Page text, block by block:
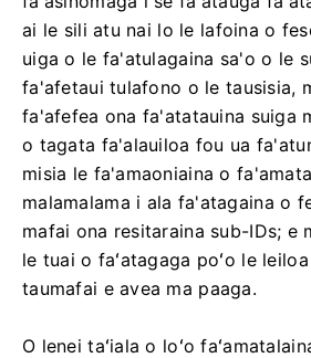
ai le sili atu nai lo le lafoina o
uiga o le fa'atulagaina sa'o o le
fa'afetaui tulafono o le tausisia,
fa'afefea ona fa'atatauina suiga
o tagata fa'alauiloa fou ua
misia le fa'amaoniaina o
malamalama i ala fa'atagaina o
mafai ona resitaraina sub-IDs; e
le tuai o faʻatagaga poʻo le
taumafai e avea ma paaga.
O lenei taʻiala o loʻo